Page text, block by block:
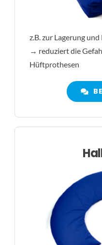
z.B. zur Lagerung
→ reduziert die
Hüftprothesen